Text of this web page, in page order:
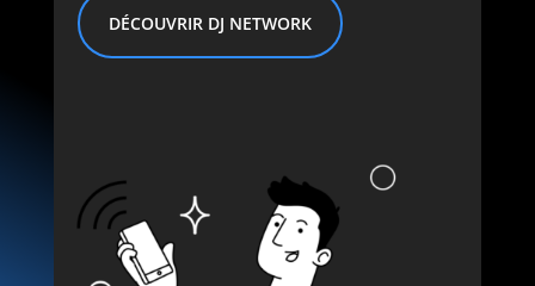
DÉCOUVRIR DJ NETWORK